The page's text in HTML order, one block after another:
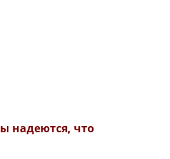
надеются, что